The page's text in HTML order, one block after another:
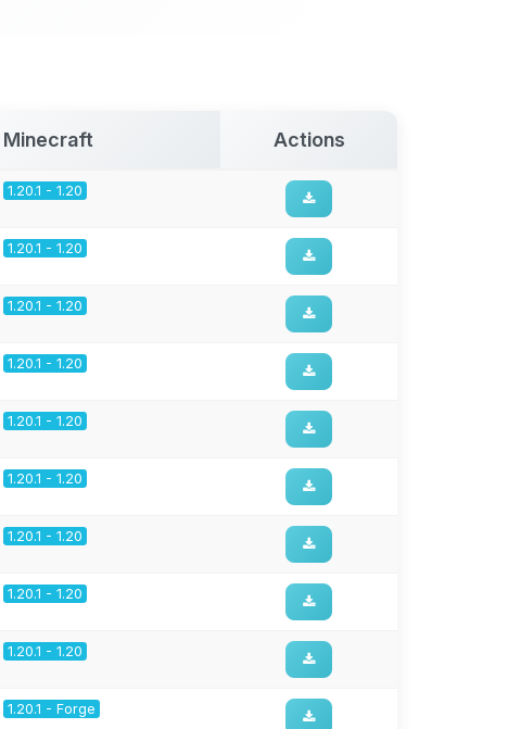
Minecraft Actions
1.20.1 - 1.20
1.20.1 - 1.20
1.20.1 - 1.20
1.20.1 - 1.20
1.20.1 - 1.20
1.20.1 - 1.20
1.20.1 - 1.20
1.20.1 - 1.20
1.20.1 - 1.20
1.20.1 - Forge